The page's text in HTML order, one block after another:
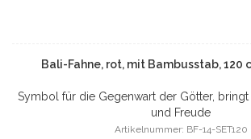
Bali-Fahne, rot, mit Bambusstab, 120
Symbol für die Gegenwart der Götter,
und Freude
Artikelnummer: BF-14-SET120